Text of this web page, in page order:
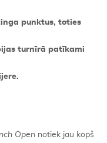
punktus, toties
turnīrā patīkami
Open notiek jau kopš